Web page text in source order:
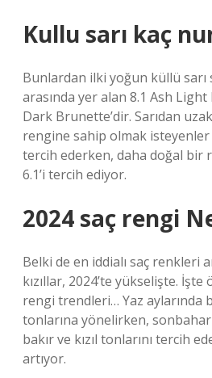
Kullu sarı kaç
Bunlardan ilki yoğun küllü sarı
arasında yer alan 8.1 Ash
Dark Brunette’dir. Sarıdan
rengine sahip olmak isteyenler
tercih ederken, daha doğal bir
6.1’i tercih ediyor.
2024 saç rengi
Belki de en iddialı saç renkleri
kızıllar, 2024’te yükselişte. İşte
rengi trendleri… Yaz aylarında
tonlarına yönelirken, sonbahar
bakır ve kızıl tonlarını tercih
artıyor.